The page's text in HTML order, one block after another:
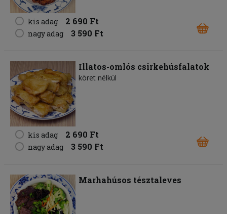
kis adag 2 690 Ft
nagy adag 3 590 Ft
Illatos-omlós csirkehúsfalatok
köret nélkül
kis adag 2 690 Ft
nagy adag 3 590 Ft
Marhahúsos tésztaleves